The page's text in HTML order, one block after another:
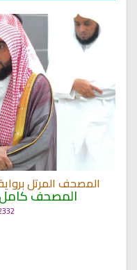
المصحف المرتل
المصحف كامل
2024-05-29